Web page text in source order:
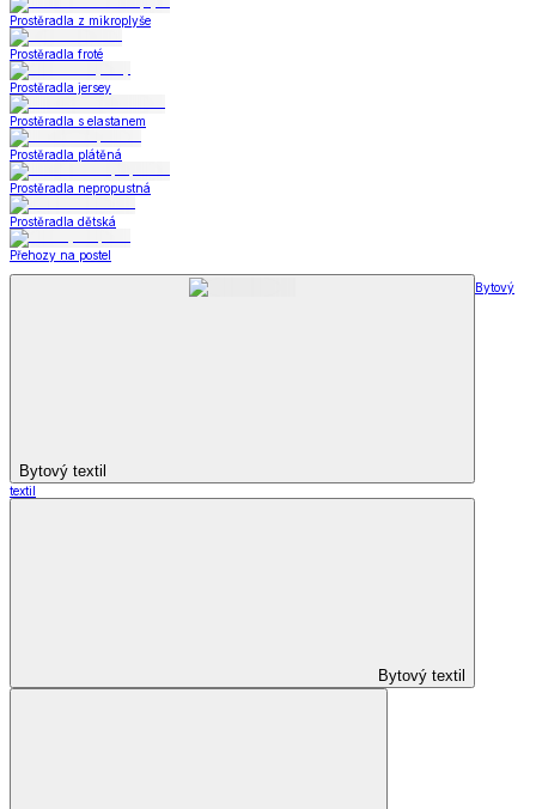
Prostěradla z mikroplyše
Prostěradla froté
Prostěradla jersey
Prostěradla s elastanem
Prostěradla plátěná
Prostěradla nepropustná
Prostěradla dětská
Přehozy na postel
Bytový textil
Bytový
textil
Bytový textil